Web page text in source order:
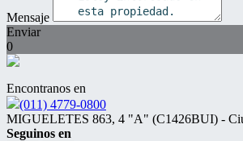
Mensaje
Enviar
0
Encontranos en
(011) 4779-0800
MIGUELETES 863, 4 "A" (C1426BUI) -
Seguinos en